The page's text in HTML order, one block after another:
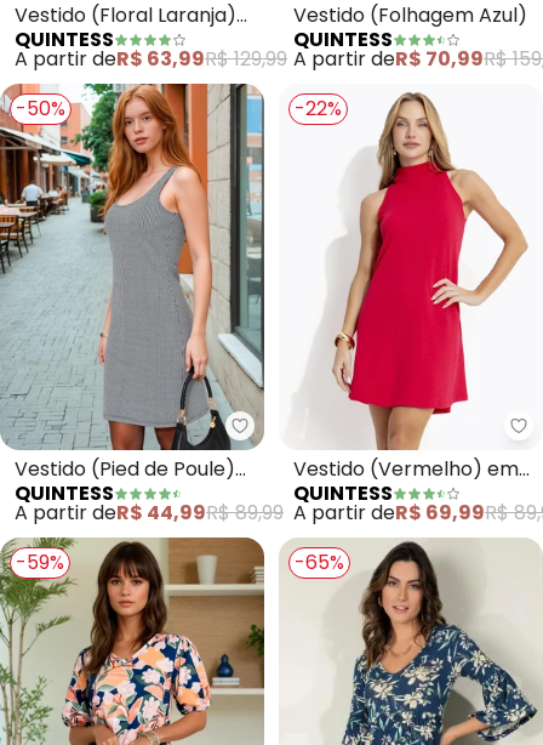
Vestido (Floral Laranja)
em Malha de Viscose
QUINTESS
A partir deR$ 63,99R$ 129,99
Vestido (Folhagem Azul)
QUINTESS
A partir deR$ 70,99R$
-50%
Quintess - Vestido (Pied de
Vestido (Pied de Poule)
em Malha Jacquard
QUINTESS
A partir deR$ 44,99R$ 89,99
-22%
Vestido (Vermelho) em
Malha Crepe
QUINTESS
A partir deR$ 69,99R$
-59%
-65%